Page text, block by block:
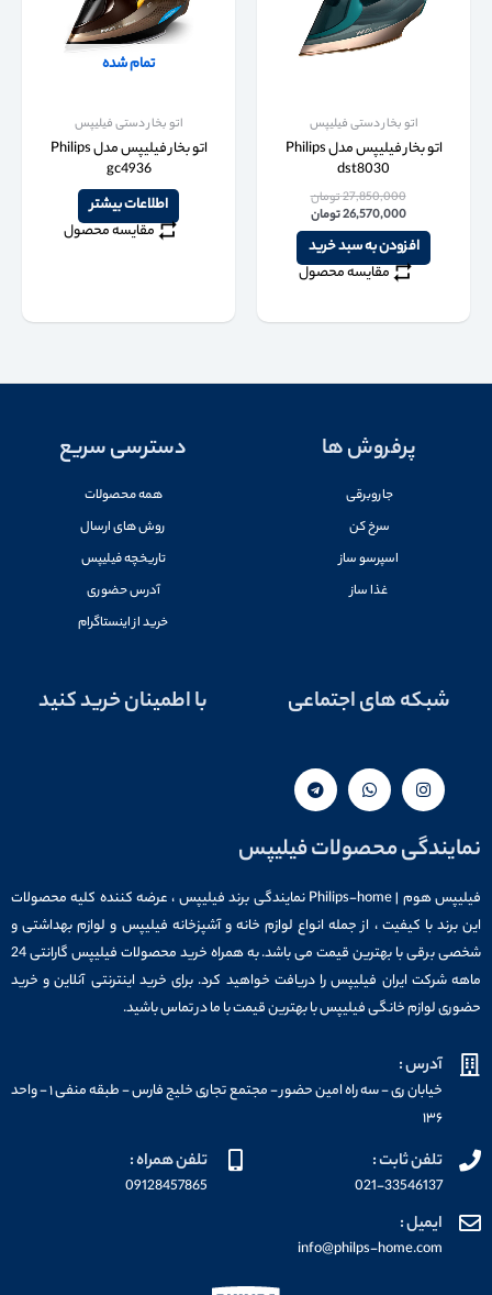
اتو بخار دستی فیلیپس
اتو بخار فیلیپس مدل Philips
dst8030
27,850,000تومان
26,570,000تومان
افزودن به سبد خرید
مقایسه محصول
تمام شده
اتو بخار دستی فیلیپس
اتو بخار فیلیپس مدل Philips
gc4936
اطلاعات بیشتر
مقایسه محصول
پرفروش ها
جاروبرقی
سرخ کن
اسپرسو ساز
غذا ساز
دسترسی سریع
همه محصولات
روش های ارسال
تاریخچه فیلیپس
آدرس حضوری
خرید از اینستاگرام
شبکه های اجتماعی با اطمینان خرید کنید
نمایندگی محصولات فیلیپس
فیلیپس هوم | Philips-home نمایندگی برند فیلیپس ، عرضه کننده کلیه محصولات
این برند با کیفیت ، از جمله انواع لوازم خانه و آشپزخانه فیلیپس و لوازم بهداشتی و
شخصی برقی با بهترین قیمت می باشد. به همراه خرید محصولات فیلیپس گارانتی 24
ماهه شرکت ایران فیلیپس را دریافت خواهید کرد. برای خرید اینترنتی آنلاین و خرید
حضوری لوازم خانگی فیلیپس با بهترین قیمت با ما در تماس باشید.
آدرس :
خیابان ری - سه راه امین حضور - مجتمع تجاری خلیج فارس - طبقه منفی ۱ - واحد
۱۳۶
تلفن ثابت :
021-33546137
تلفن همراه :
09128457865
ایمیل :
info@philps-home.com